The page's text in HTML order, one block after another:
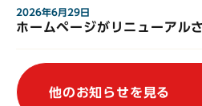
2026年6月29日
ホームページがリニューアル
他のお知らせを見る